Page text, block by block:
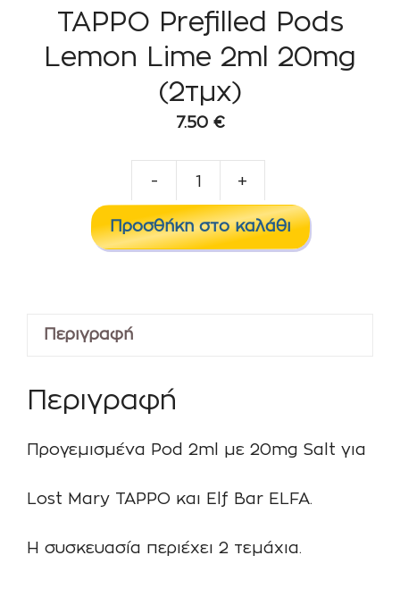
TAPPO Prefilled Pods
Lemon Lime 2ml 20mg
(2τμχ)
7.50 €
-
Prefilled
Pods
+
Προσθήκη στο καλάθι
Περιγραφή
Περιγραφή
Προγεμισμένα Pod 2ml με 20mg Salt για
Lost Mary TAPPO και Elf Bar ELFA.
Η συσκευασία περιέχει 2 τεμάχια.